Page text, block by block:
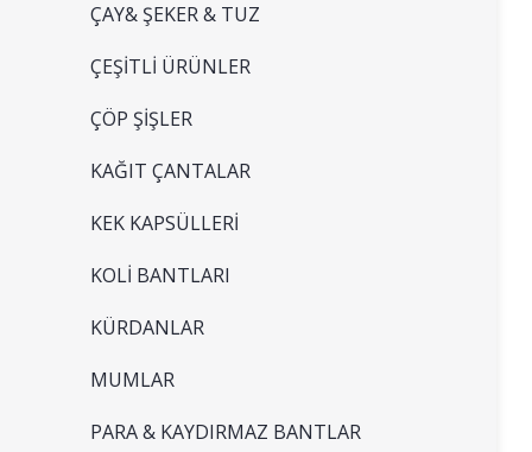
ÇAY& ŞEKER & TUZ
ÇEŞİTLİ ÜRÜNLER
ÇÖP ŞİŞLER
KAĞIT ÇANTALAR
KEK KAPSÜLLERİ
KOLİ BANTLARI
KÜRDANLAR
MUMLAR
PARA & KAYDIRMAZ BANTLAR